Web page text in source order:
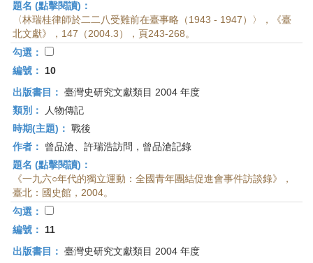
題名 (點擊閱讀)：
〈林瑞桂律師於二二八受難前在臺事略（1943 - 1947）〉，《臺
北文獻》，147（2004.3），頁243-268。
勾選：
編號：
10
出版書目： 臺灣史研究文獻類目 2004 年度
類別：
人物傳記
時期(主題)： 戰後
作者：
曾品滄、許瑞浩訪問，曾品滄記錄
題名 (點擊閱讀)：
《一九六○年代的獨立運動：全國青年團結促進會事件訪談錄》，
臺北：國史館，2004。
勾選：
編號：
11
出版書目： 臺灣史研究文獻類目 2004 年度